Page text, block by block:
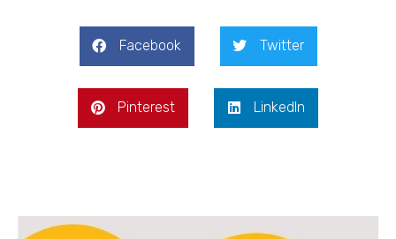
Facebook Twitter
Pinterest LinkedIn